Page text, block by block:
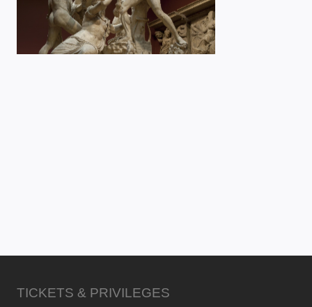
TICKETS & PRIVILEGES